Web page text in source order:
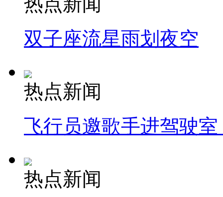
双子座流星雨划夜空
热点新闻
飞行员邀歌手进驾驶
热点新闻